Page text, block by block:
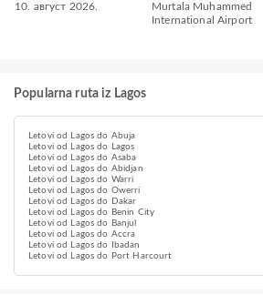
10. август 2026.
Murtala Muhammed
International Airport
Popularna ruta iz Lagos
Letovi od Lagos do Abuja
Letovi od Lagos do Lagos
Letovi od Lagos do Asaba
Letovi od Lagos do Abidjan
Letovi od Lagos do Warri
Letovi od Lagos do Owerri
Letovi od Lagos do Dakar
Letovi od Lagos do Benin City
Letovi od Lagos do Banjul
Letovi od Lagos do Accra
Letovi od Lagos do Ibadan
Letovi od Lagos do Port Harcourt